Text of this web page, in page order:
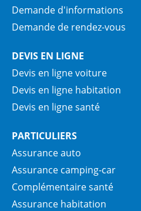
Demande d'informations
Demande de rendez-vous
DEVIS EN LIGNE
Devis en ligne voiture
Devis en ligne habitation
Devis en ligne santé
PARTICULIERS
Assurance auto
Assurance camping-car
Complémentaire santé
Assurance habitation